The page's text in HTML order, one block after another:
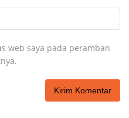
web saya pada peramban